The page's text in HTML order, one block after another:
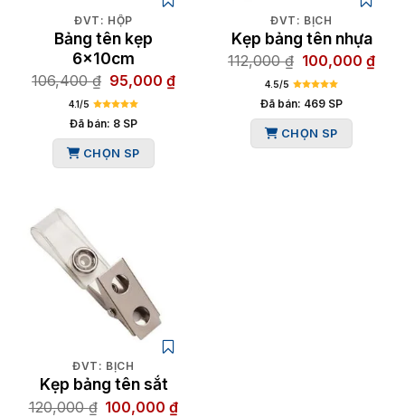
ĐVT: HỘP
Bảng tên kẹp
6x10cm
106,400₫ Giá
gốc
là:
106,400 ₫.
95,000 ₫Giá
4.1/5
Đã bán: 8 SP
CHỌN SP
ĐVT: BỊCH
Kẹp bảng tên nhựa
112,000₫ Giá
gốc
là:
112,000 ₫.
100,000 ₫Giá
4.5/5
Đã bán: 469 SP
CHỌN SP
ĐVT: BỊCH
Kẹp bảng tên sắt
120,000₫ Giá
100,000₫Giá